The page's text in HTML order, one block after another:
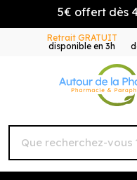
5€ offert dès
Retrait GRATUIT
disponible en 3h